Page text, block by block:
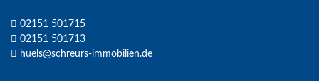
02151 501715
02151 501713
huels@schreurs-immobilien.de